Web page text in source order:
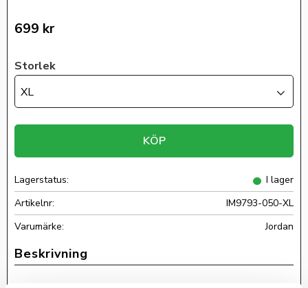
699 kr
Storlek
XL
KÖP
Lagerstatus
I lager
Artikelnr
IM9793-050-XL
Jordan